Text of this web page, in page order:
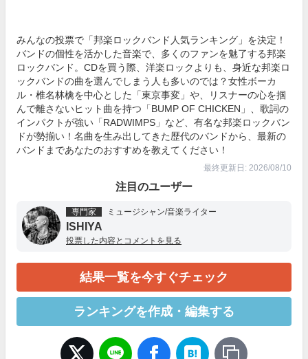
みんなの投票で「邦楽ロックバンド人気ランキング」を決定！
バンドの個性を活かした音楽で、多くのファンを魅了する邦楽
ロックバンド。CDを買う際、洋楽ロックよりも、身近な邦楽ロ
ックバンドの曲を選んでしまう人も多いのでは？女性ボーカ
ル・椎名林檎を中心とした「東京事変」や、リスナーの心を掴
んで離さないヒット曲を持つ「BUMP OF CHICKEN」、歌詞の
インパクトが強い「RADWIMPS」など、有名な邦楽ロックバン
ドが勢揃い！名曲を生み出してきた歴代のバンドから、最新の
バンドまであなたのおすすめを教えてください！
最終更新日: 2026/08/10
注目のユーザー
専門家 ミュージシャン/音楽ライター
ISHIYA
投票した内容とコメントを見る
結果一覧を今すぐチェック
ランキングを作成・編集する